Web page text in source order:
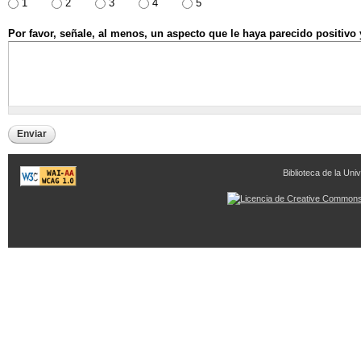
1
2 3 4 5
Por favor, señale, al menos, un aspecto que le haya parecido
Biblioteca de la